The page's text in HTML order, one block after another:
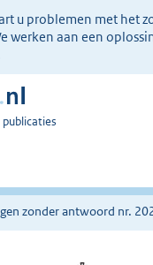
u problemen met het
werken aan een
zonder antwoord nr.